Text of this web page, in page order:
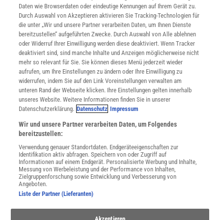
INFO
Mediadaten
Datenschutz
Nutzungsbedingungen
Cookie-Einstellungen
Utiq verwalten
Nutzungsbasierte Onlinewerbung
Alle Artikel
Impressum
Angebote für Schulen
Angebote für Institutionen
Sprachen lernen mit Gymglish
Lexika
Für Spektrum schreiben
Zugänglichkeitserklärung
WEBSEITEN
KielSCN
Daten wie Browserdaten oder eindeutige Kennungen auf Ihrem Gerät zu.
Durch Auswahl von Akzeptieren aktivieren Sie Tracking-Technologien für
die unter „Wir und unsere Partner verarbeiten Daten, um Ihnen Dienste
bereitzustellen“ aufgeführten Zwecke. Durch Auswahl von Alle ablehnen
oder Widerruf Ihrer Einwilligung werden diese deaktiviert. Wenn Tracker
deaktiviert sind, sind manche Inhalte und Anzeigen möglicherweise nicht
mehr so relevant für Sie. Sie können dieses Menü jederzeit wieder
aufrufen, um Ihre Einstellungen zu ändern oder Ihre Einwilligung zu
widerrufen, indem Sie auf den Link Voreinstellungen verwalten am
unteren Rand der Webseite klicken. Ihre Einstellungen gelten innerhalb
unseres Website. Weitere Informationen finden Sie in unserer
Datenschutzerklärung. Datenschutz Impressum
Wir und unsere Partner verarbeiten Daten, um Folgendes
bereitzustellen:
Verwendung genauer Standortdaten. Endgeräteeigenschaften zur
Identifikation aktiv abfragen. Speichern von oder Zugriff auf
Informationen auf einem Endgerät. Personalisierte Werbung und Inhalte,
Messung von Werbeleistung und der Performance von Inhalten,
Zielgruppenforschung sowie Entwicklung und Verbesserung von
Angeboten.
Liste der Partner (Lieferanten)